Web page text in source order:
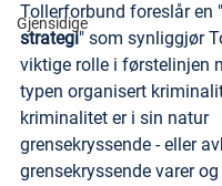
Gjensidige
Tollerforbund foreslår en "
strategi" som synliggjør
viktige rolle i førstelinjen
typen organisert
kriminalitet er i sin natur
grensekryssende - eller
grensekryssende varer